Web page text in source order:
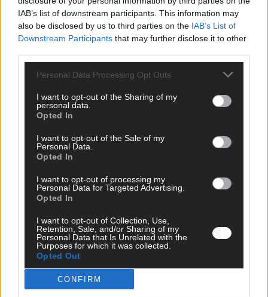
IAB’s list of downstream participants. This information may
also be disclosed by us to third parties on the IAB’s List of
Downstream Participants that may further disclose it to other
Personal Data Processing Opt Outs
I want to opt-out of the Sharing of my
personal data.
Opted In
I want to opt-out of the Sale of my
Personal Data.
Opted In
I want to opt-out of processing my
Personal Data for Targeted Advertising.
Opted In
I want to opt-out of Collection, Use,
Retention, Sale, and/or Sharing of my
Personal Data that Is Unrelated with the
Purposes for which it was collected.
Opted Out
CONFIRM
Sarah Engels liegt mit „Fire“ in der ESC-Prognose auf Platz 23.
Entscheidend wird, ob „Fire“ in drei Minuten genug
Wiedererkennung erzeugt, um zwischen 24 weiteren
Stärke:Solide Sängerin mit Live-Erfahrung, erfüllt laut
historischer Analyse fünf ESC-Sieger-Merkmale.
Schwäche:
Der Song hebt sich im Feld kaum ab, Jury-Chancen minimal.
Derzeit liegen Engels‘ Chancen auf den Jurysieg bei weniger
als einem Prozent.
Mittelfeld wäre ein Erfolg.
Österreich (Gastgeber) – COSMÓ –
„Tanzschein“–Siegchance laut
Buchmachern: <1%
Eingefleischte ESC-Fans sehen in der österreichischen
Nominierung einen Beweis für die Theorie, dass das
Austragungsland einen erneuten ersten Platz möglichst
abwenden möchte. COSMÓ hat im zweiten Halbfinale stärker
performt als erwartet.
Heimvorteil in der Halle.